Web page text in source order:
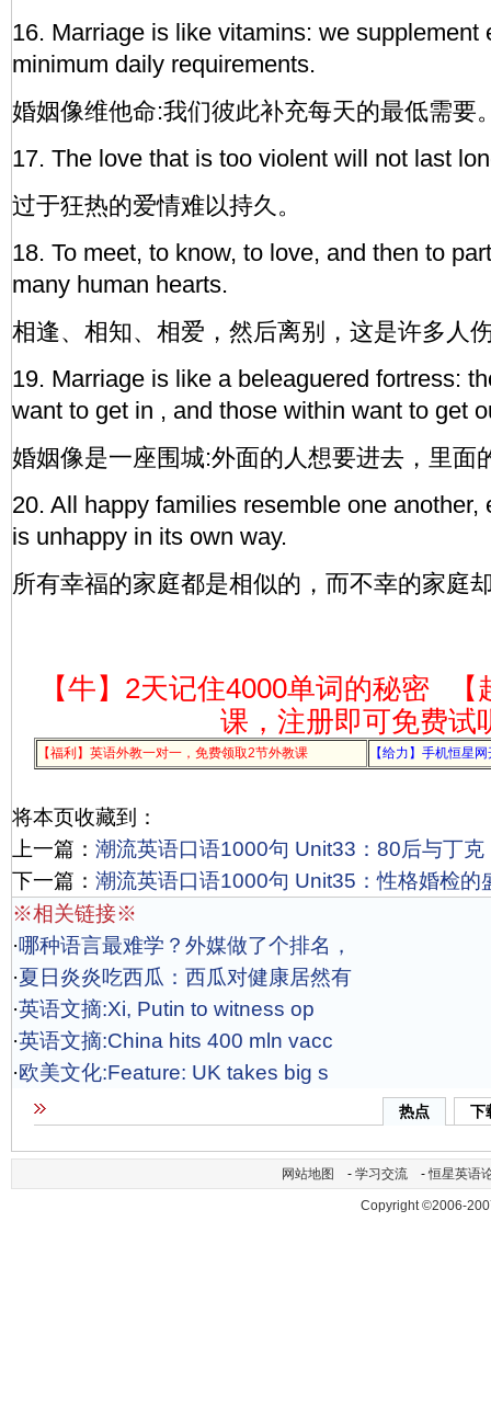
16. Marriage is like vitamins: we supplement
minimum daily requirements.
婚姻像维他命:我们彼此补充每天的最低需要
17. The love that is too violent will not last
过于狂热的爱情难以持久。
18. To meet, to know, to love, and then to
many human hearts.
相逢、相知、相爱，然后离别，这是许多人
19. Marriage is like a beleaguered fortress:
want to get in , and those within want to get
婚姻像是一座围城:外面的人想要进去，里面
20. All happy families resemble one another,
is unhappy in its own way.
所有幸福的家庭都是相似的，而不幸的家庭
【牛】2天记住4000单词的秘密
课，注册即可免费试
【福利】英语外教一对一，免费领取2节外教课 【给力】手机恒星
将本页收藏到：
上一篇： 潮流英语口语1000句 Unit33：80后与丁克
下一篇： 潮流英语口语1000句 Unit35：性格婚检的
※相关链接※
·哪种语言最难学？外媒做了个排名，
·夏日炎炎吃西瓜：西瓜对健康居然有
·英语文摘:Xi, Putin to witness op
·英语文摘:China hits 400 mln vacc
·欧美文化:Feature: UK takes big s
热点 下
网站地图 - 学习交流 -恒星英语
Copyright ©2006-